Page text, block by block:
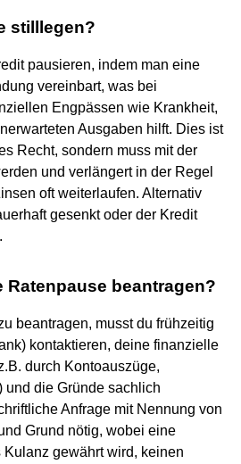
stilllegen?
pausieren, indem man eine
vereinbart, was bei
Engpässen wie Krankheit,
Ausgaben hilft. Dies ist
Recht, sondern muss mit der
und verlängert in der Regel
oft weiterlaufen. Alternativ
gesenkt oder der Kredit
Ratenpause beantragen?
beantragen, musst du frühzeitig
kontaktieren, deine finanzielle
durch Kontoauszüge,
und die Gründe sachlich
Anfrage mit Nennung von
Grund nötig, wobei eine
gewährt wird, keinen